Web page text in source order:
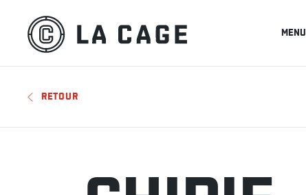
MENU
RETOUR